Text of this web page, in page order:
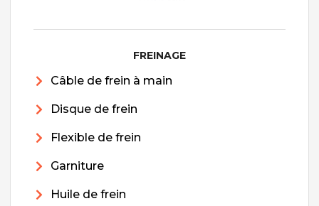
FREINAGE
Câble de frein à main
Disque de frein
Flexible de frein
Garniture
Huile de frein